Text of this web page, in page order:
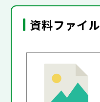
資料ファイル